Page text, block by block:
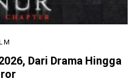
Dari Drama Hingga